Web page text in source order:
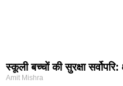
स्कूली बच्चों की सुरक्षा सर्वोपरि:
Amit Mishra